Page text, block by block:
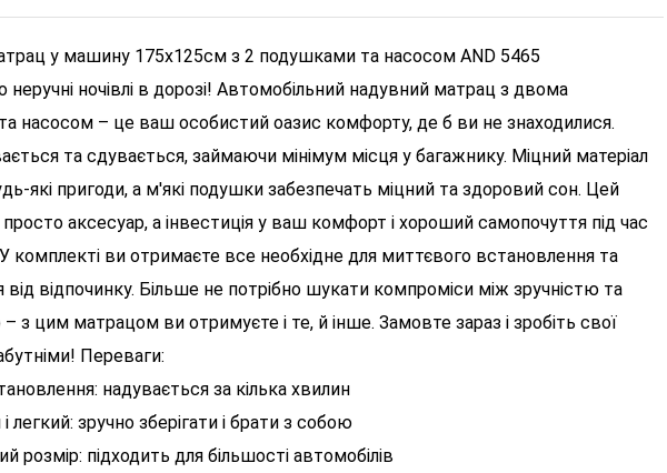
у машину 175х125см з 2 подушками та насосом AND 5465
неручні ночівлі в дорозі! Автомобільний надувний матрац з двома
насосом – це ваш особистий оазис комфорту, де б ви не знаходилися.
та сдувається, займаючи мінімум місця у багажнику. Міцний матеріал
які пригоди, а м'які подушки забезпечать міцний та здоровий сон. Цей
аксесуар, а інвестиція у ваш комфорт і хороший самопочуття під час
комплекті ви отримаєте все необхідне для миттєвого встановлення та
від відпочинку. Більше не потрібно шукати компроміси між зручністю та
– з цим матрацом ви отримуєте і те, й інше. Замовте зараз і зробіть свої
Переваги:
надувається за кілька хвилин
легкий: зручно зберігати і брати з собою
розмір: підходить для більшості автомобілів